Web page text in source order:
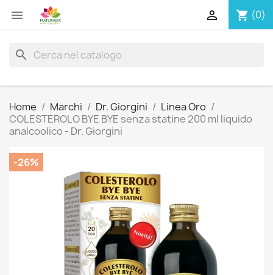
 shopping_cart (0)

search
Home Marchi Dr. Giorgini
Linea Oro
COLESTEROLO BYE BYE senza statine 200 ml liquido
analcoolico - Dr. Giorgini
-26%